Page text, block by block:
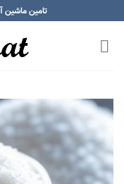
تامین ماشین